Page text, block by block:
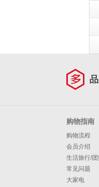
购物指南
购物流程
会员介绍
生活旅行/团
常见问题
大家电